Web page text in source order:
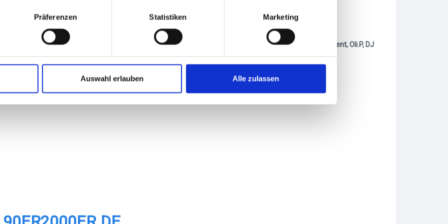
Präferenzen Statistiken Marketing
Auswahl erlauben Alle zulassen
Knaller für Euch:
der 90er und 2000er für Euch auf die Bühne. U.a. erwarten Euch
S.T.S.B fka. Fun Factory, Dune, Mr, President, Oli.P, DJ